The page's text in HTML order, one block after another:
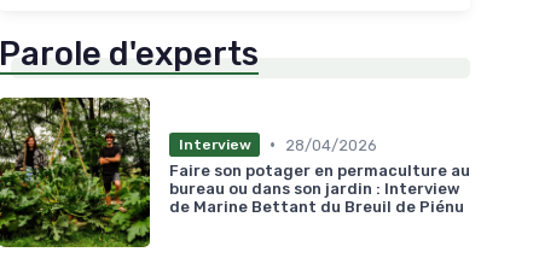
Parole d'experts
Interview •
28/04/2026
Faire son potager en permaculture au
bureau ou dans son jardin : Interview
de Marine Bettant du Breuil de Piénu